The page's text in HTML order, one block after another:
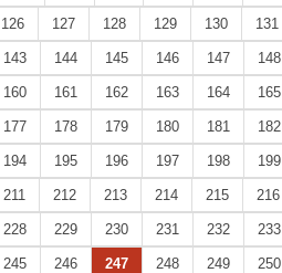
126 127 128 129 130 131
143 144 145 146 147 148
160 161 162 163 164 165
177 178 179 180 181 182
194 195 196 197 198 199
211 212 213 214 215 216
228 229 230 231 232 233
245 246 247 248 249 250